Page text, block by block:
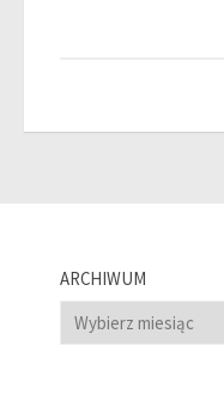
ARCHIWUM
Archiwum